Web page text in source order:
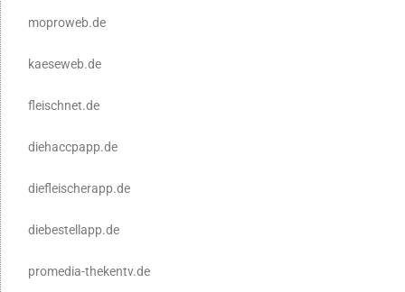
moproweb.de
kaeseweb.de
fleischnet.de
diehaccpapp.de
diefleischerapp.de
diebestellapp.de
promedia-thekentv.de